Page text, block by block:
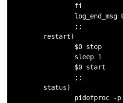
                fi
log_end_msg
                ;;
        restart)
                $0 stop
                sleep 1
                $0 start
                ;;
        status)
pidofproc -